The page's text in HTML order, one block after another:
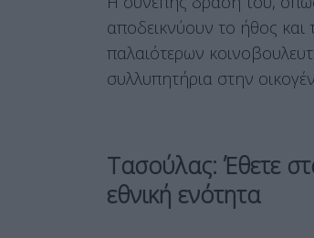
αποδεικνύουν το ήθος
παλαιότερων
συλλυπητήρια στην
Τασούλας: Έθετε
εθνική ενότητα